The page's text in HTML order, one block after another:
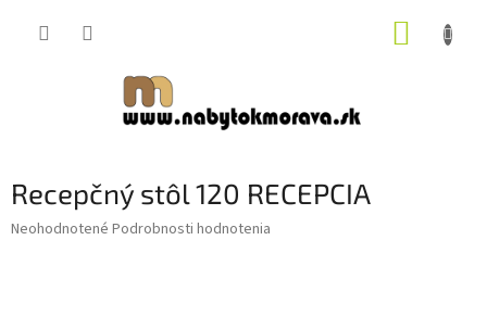
Recepčný stôl 120 RECEPCIA
Priemerné
Neohodnotené Podrobnosti hodnotenia